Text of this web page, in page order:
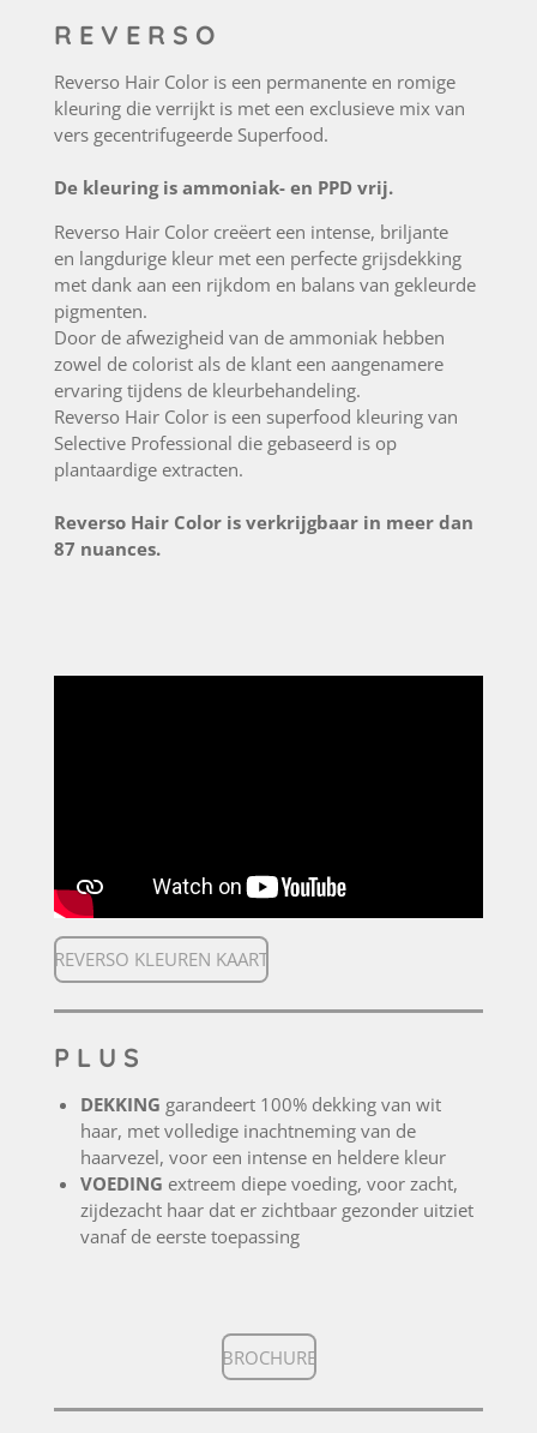
R E V E R S O
Reverso Hair Color is een permanente en romige
kleuring die verrijkt is met een exclusieve mix van
vers gecentrifugeerde Superfood.
De kleuring is ammoniak- en PPD vrij.
Reverso Hair Color creëert een intense, briljante
en langdurige kleur met een perfecte grijsdekking
met dank aan een rijkdom en balans van gekleurde
pigmenten.
Door de afwezigheid van de ammoniak hebben
zowel de colorist als de klant een aangenamere
ervaring tijdens de kleurbehandeling.
Reverso Hair Color is een superfood kleuring van
Selective Professional die gebaseerd is op
plantaardige extracten.
Reverso Hair Color is verkrijgbaar in meer dan
87 nuances.
REVERSO KLEUREN KAART
P L U S
DEKKING garandeert 100% dekking van wit
haar, met volledige inachtneming van de
haarvezel, voor een intense en heldere kleur
VOEDING extreem diepe voeding, voor zacht,
zijdezacht haar dat er zichtbaar gezonder uitziet
vanaf de eerste toepassing
BROCHURE